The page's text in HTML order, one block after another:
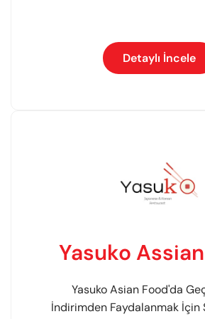
Detaylı İncele
Yasuko
Yasuko Asian Food'da
İndirimden Faydalanmak İçin